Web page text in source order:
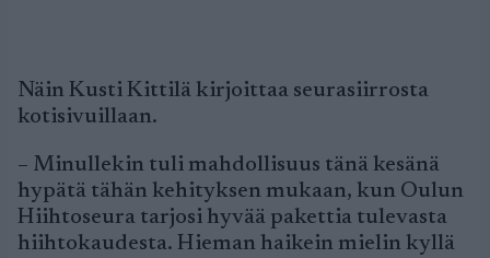
Näin Kusti Kittilä kirjoittaa seurasiirrosta
kotisivuillaan.
– Minullekin tuli mahdollisuus tänä kesänä
hypätä tähän kehityksen mukaan, kun Oulun
Hiihtoseura tarjosi hyvää pakettia tulevasta
hiihtokaudesta. Hieman haikein mielin kyllä